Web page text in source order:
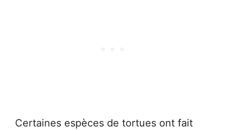
Certaines espèces de tortues ont fait